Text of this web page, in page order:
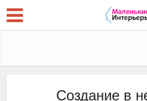
Создание в